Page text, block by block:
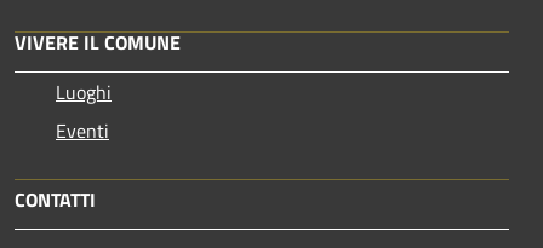
VIVERE IL COMUNE
Luoghi
Eventi
CONTATTI